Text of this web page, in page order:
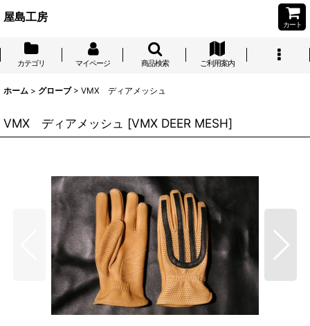
屋島工房
カート
カテゴリ マイページ 商品検索 ご利用案内
ホーム > グローブ > VMX ディアメッシュ
VMX ディアメッシュ [VMX DEER MESH]